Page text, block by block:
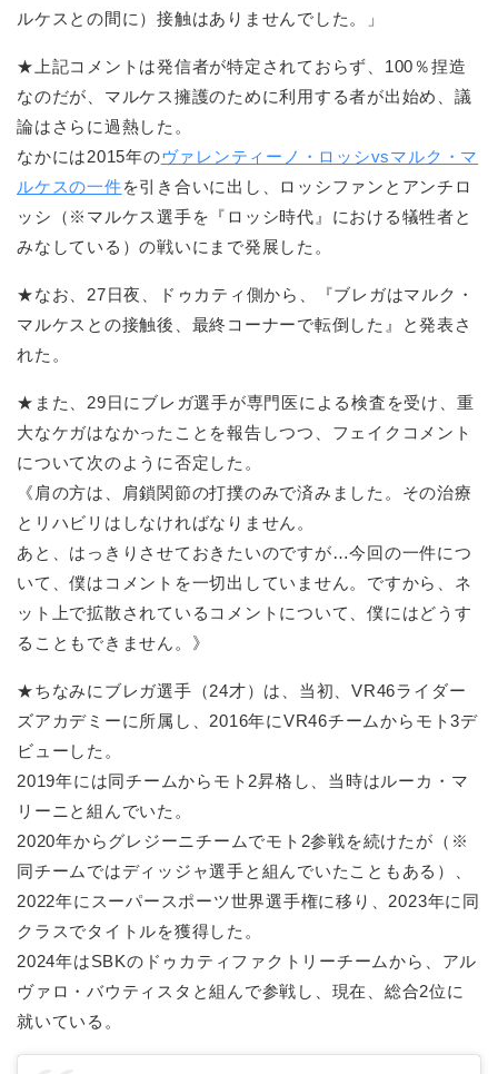
ルケスとの間に）接触はありませんでした。」
★上記コメントは発信者が特定されておらず、100％捏造
なのだが、マルケス擁護のために利用する者が出始め、議
論はさらに過熱した。
なかには2015年のヴァレンティーノ・ロッシvsマルク・マ
ルケスの一件を引き合いに出し、ロッシファンとアンチロ
ッシ（※マルケス選手を『ロッシ時代』における犠牲者と
みなしている）の戦いにまで発展した。
★なお、27日夜、ドゥカティ側から、『ブレガはマルク・
マルケスとの接触後、最終コーナーで転倒した』と発表さ
れた。
★また、29日にブレガ選手が専門医による検査を受け、重
大なケガはなかったことを報告しつつ、フェイクコメント
について次のように否定した。
《肩の方は、肩鎖関節の打撲のみで済みました。その治療
とリハビリはしなければなりません。
あと、はっきりさせておきたいのですが…今回の一件につ
いて、僕はコメントを一切出していません。ですから、ネ
ット上で拡散されているコメントについて、僕にはどうす
ることもできません。》
★ちなみにブレガ選手（24才）は、当初、VR46ライダー
ズアカデミーに所属し、2016年にVR46チームからモト3デ
ビューした。
2019年には同チームからモト2昇格し、当時はルーカ・マ
リーニと組んでいた。
2020年からグレジーニチームでモト2参戦を続けたが（※
同チームではディッジャ選手と組んでいたこともある）、
2022年にスーパースポーツ世界選手権に移り、2023年に同
クラスでタイトルを獲得した。
2024年はSBKのドゥカティファクトリーチームから、アル
ヴァロ・バウティスタと組んで参戦し、現在、総合2位に
就いている。